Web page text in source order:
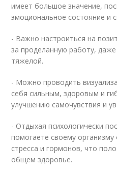
имеет большое значение,
эмоциональное состояние и
- Важно настроиться на
за проделанную работу,
тяжелой.
- Можно проводить
себя сильным, здоровым и
улучшению самочувствия и
- Отдыхая психологически
помогаете своему организму
стресса и гормонов, что
общем здоровье.